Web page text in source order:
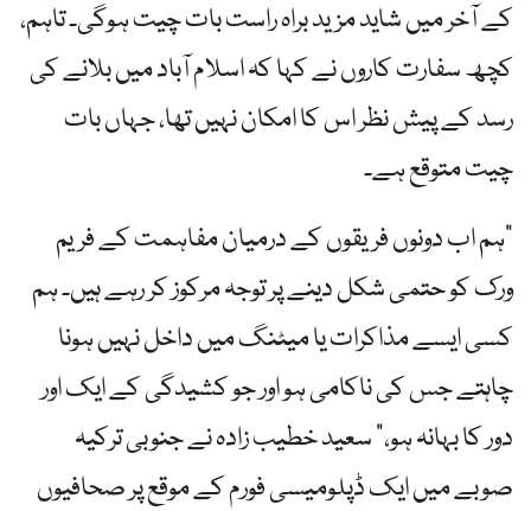
کے آخر میں شاید مزید براہ راست بات چیت ہوگی۔ تاہم،
کچھ سفارت کاروں نے کہا کہ اسلام آباد میں بلانے کی
رسد کے پیش نظر اس کا امکان نہیں تھا، جہاں بات
چیت متوقع ہے۔
"ہم اب دونوں فریقوں کے درمیان مفاہمت کے فریم
ورک کو حتمی شکل دینے پر توجہ مرکوز کر رہے ہیں۔ ہم
کسی ایسے مذاکرات یا میٹنگ میں داخل نہیں ہونا
چاہتے جس کی ناکامی ہو اور جو کشیدگی کے ایک اور
دور کا بہانہ ہو،” سعید خطیب زادہ نے جنوبی ترکیہ
صوبے میں ایک ڈپلومیسی فورم کے موقع پر صحافیوں